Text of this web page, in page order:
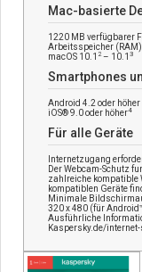
Mac-basierte
1220 MB verfügbarer
Arbeitsspeicher
macOS 10.1 2– 10.13
Smartphones
Android 4.2 oder höher
iOS® 9.0 oder höher4
Für alle Geräte
Internetzugang
Der Webcam-Schutz
zahlreiche kompatible
kompatiblen Geräte
Minimale
320 x 480 (für
Ausführliche
Kaspersky.de/internet-